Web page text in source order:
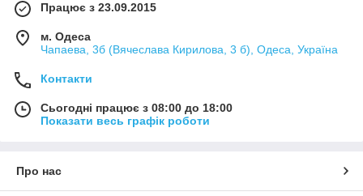
Працює з 23.09.2015
м. Одеса
Чапаева, 3б (Вячеслава Кирилова, 3 б), Одеса, Україна
Контакти
Сьогодні працює з 08:00 до 18:00
Показати весь графік роботи
Про нас